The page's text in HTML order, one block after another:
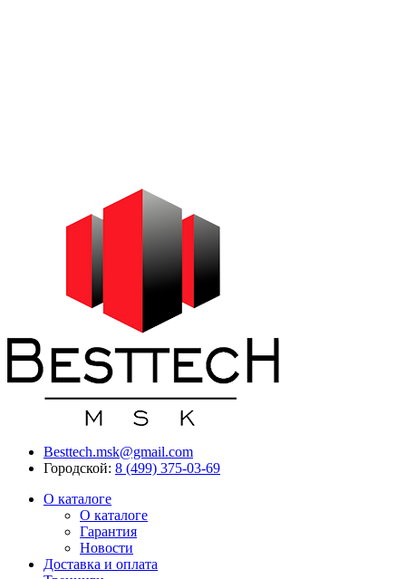
Besttech.msk@gmail.com
Городской: 8 (499) 375-03-69
О каталоге
О каталоге
Гарантия
Новости
Доставка и оплата